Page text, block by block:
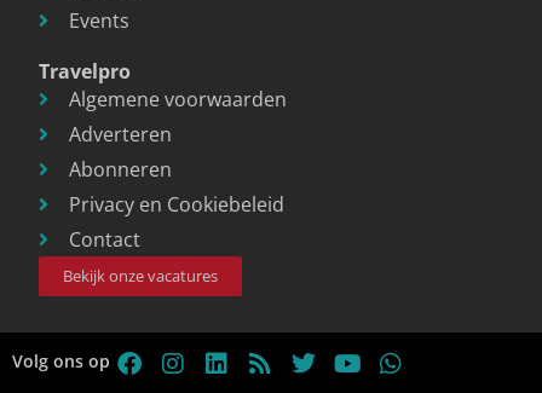
Events
Travelpro
Algemene voorwaarden
Adverteren
Abonneren
Privacy en Cookiebeleid
Contact
Bekijk onze vacatures
Volg ons op